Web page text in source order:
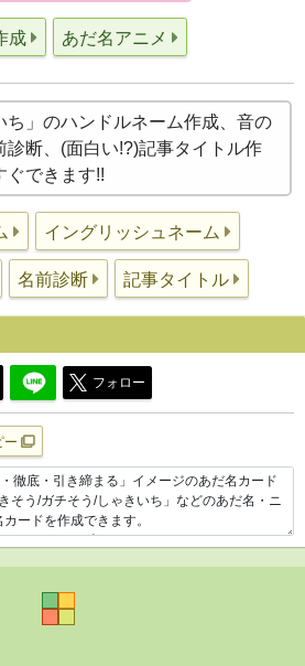
成 あだ名アニメ
ち」のハンドルネーム作成、音の
診断、(面白い!?)記事タイトル作
ぐできます!!
イングリッシュネーム
名前診断 記事タイトル
フォロー
ー